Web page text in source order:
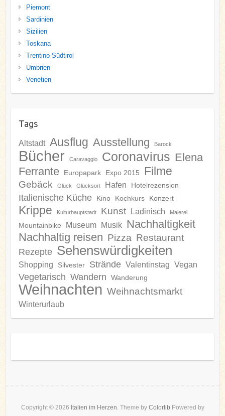
Piemont
Sardinien
Sizilien
Toskana
Trentino-Südtirol
Umbrien
Venetien
Tags
Altstadt Ausflug Ausstellung Barock
Bücher Caravaggio Coronavirus Elena
Ferrante
Europapark Expo 2015 Filme
Gebäck Glück Glücksort Hafen Hotelrezension
Italienische Küche Kino Kochkurs Konzert
Krippe Kulturhauptstadt Kunst Ladinisch Malerei
Mountainbike Museum Musik Nachhaltigkeit
Nachhaltig reisen Pizza Restaurant
Rezepte Sehenswürdigkeiten
Shopping Silvester Strände Valentinstag Vegan
Vegetarisch Wandern Wanderung
Weihnachten Weihnachtsmarkt
Winterurlaub
Copyright © 2026 Italien im Herzen. Theme by Colorlib Powered by